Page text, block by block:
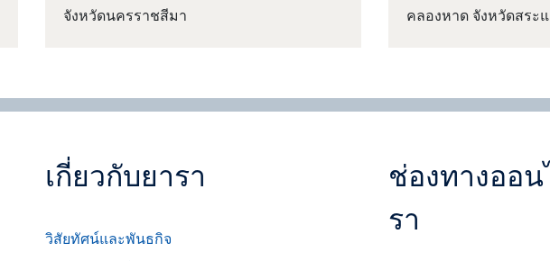
จังหวัดนครราชสีมา
คลองหาด จังหวัดสระ
เกี่ยวกับยารา
วิสัยทัศน์และพันธกิจ
ช่องทางออ
รา